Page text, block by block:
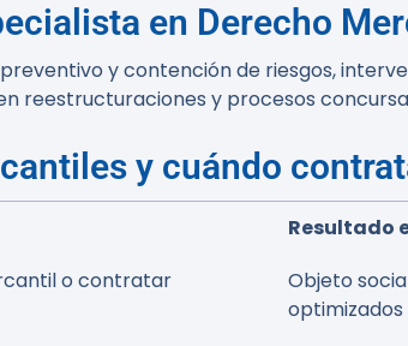
en Derecho
y contención de riesgos,
reestructuraciones y procesos
y cuándo
Resultado
o contratar
Objeto
optimizados